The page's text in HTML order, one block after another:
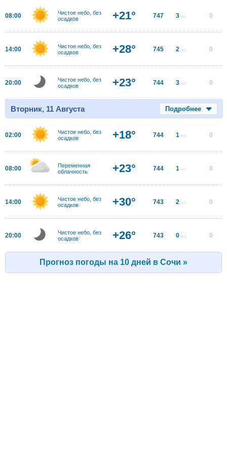
08:00
Чистое небо, без
осадков
+21° 747 3 м/с 0
14:00
Чистое небо, без
осадков
+28° 745 2 м/с 0
20:00
Чистое небо, без
осадков
+23° 744 3 м/с 0
Вторник, 11 Августа Подробнее
02:00
Чистое небо, без
осадков
+18° 744 1 м/с 0
08:00
Переменная
облачность
+23° 744 1 м/с 0
14:00
Чистое небо, без
осадков
+30° 743 2 м/с 0
20:00
Чистое небо, без
осадков
+26° 743 0 м/с 0
Прогноз погоды на 10 дней в Сочи »